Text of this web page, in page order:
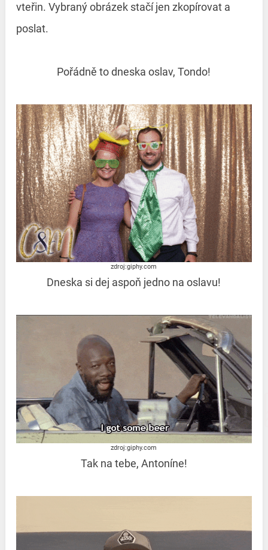
vteřin. Vybraný obrázek stačí jen zkopírovat a
poslat.
Pořádně to dneska oslav, Tondo!
zdroj:giphy.com
Dneska si dej aspoň jedno na oslavu!
zdroj:giphy.com
Tak na tebe, Antoníne!